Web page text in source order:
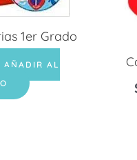
1er Grado
AÑADIR AL